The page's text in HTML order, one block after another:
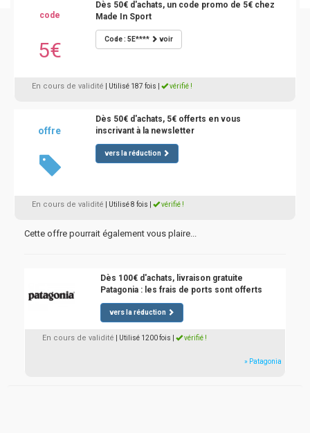
code
5€
Dès 50€ d'achats, un code promo de 5€ chez
Made In Sport
Code : 5E**** voir
En cours de validité | Utilisé 187 fois vérifié !
offre
Dès 50€ d'achats, 5€ offerts en vous
inscrivant à la newsletter
vers la réduction
En cours de validité | Utilisé 8 fois vérifié !
Cette offre pourrait également vous plaire...
Dès 100€ d'achats, livraison gratuite
Patagonia : les frais de ports sont offerts
vers la réduction
En cours de validité | Utilisé 1200 fois vérifié !
» Patagonia